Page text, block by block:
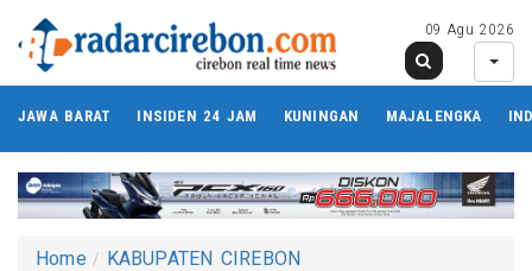
09 Agu 2026
JAWA BARAT INSIDEN 24 JAM KUNINGAN MAJALENGKA
Home KABUPATEN CIREBON